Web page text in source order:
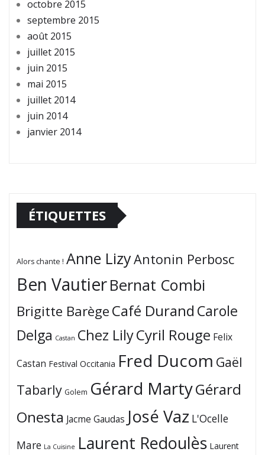
octobre 2015
septembre 2015
août 2015
juillet 2015
juin 2015
mai 2015
juillet 2014
juin 2014
janvier 2014
ÉTIQUETTES
Alors chante ! Anne LizyAntonin Perbosc
Ben VautierBernat Combi
Brigitte BarègeCafé Durand Carole
Delga Castan Chez LilyCyril Rouge Felix
Castan Festival Occitania Fred Ducom Gaël
Tabarly Golem Gérard MartyGérard
Onesta Jacme Gaudas José Vaz L'Ocelle
Mare La Cuisine Laurent Redoulès Laurent